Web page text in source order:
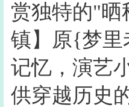
赏独特的"晒
镇】原{梦里
记忆，演艺
供穿越历史